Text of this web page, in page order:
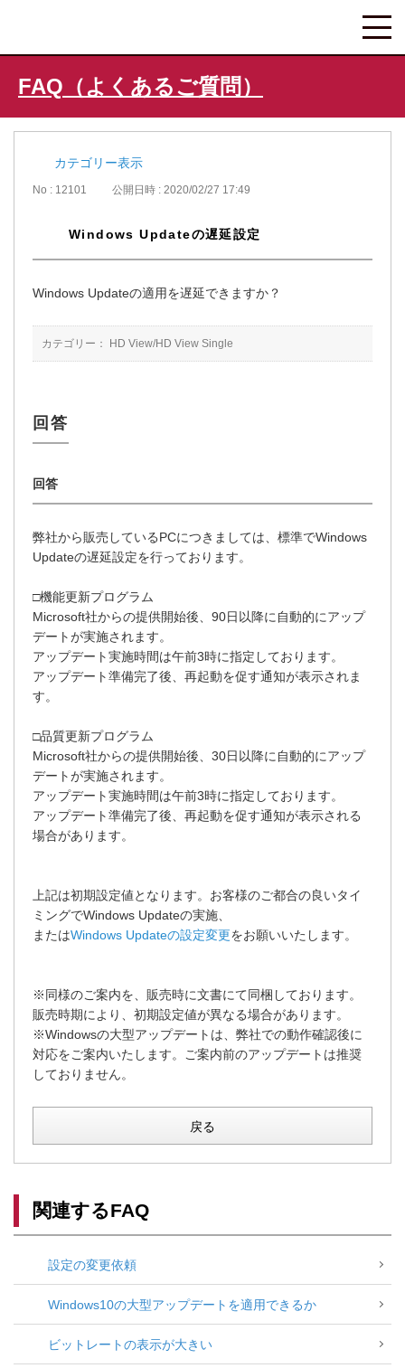
FAQ（よくあるご質問）
カテゴリー表示
No : 12101 公開日時 : 2020/02/27 17:49
Windows Updateの遅延設定
Windows Updateの適用を遅延できますか？
カテゴリー： HD View/HD View Single
弊社から販売しているPCにつきましては、標準でWindows
Updateの遅延設定を行っております。
□機能更新プログラム
Microsoft社からの提供開始後、90日以降に自動的にアップ
デートが実施されます。
アップデート実施時間は午前3時に指定しております。
アップデート準備完了後、再起動を促す通知が表示されま
す。
□品質更新プログラム
Microsoft社からの提供開始後、30日以降に自動的にアップ
デートが実施されます。
アップデート実施時間は午前3時に指定しております。
アップデート準備完了後、再起動を促す通知が表示される
場合があります。
上記は初期設定値となります。お客様のご都合の良いタイ
ミングでWindows Updateの実施、
またはWindows Updateの設定変更をお願いいたします。
※同様のご案内を、販売時に文書にて同梱しております。
販売時期により、初期設定値が異なる場合があります。
※Windowsの大型アップデートは、弊社での動作確認後に
対応をご案内いたします。ご案内前のアップデートは推奨
しておりません。
戻る
関連するFAQ
設定の変更依頼
Windows10の大型アップデートを適用できるか
ビットレートの表示が大きい